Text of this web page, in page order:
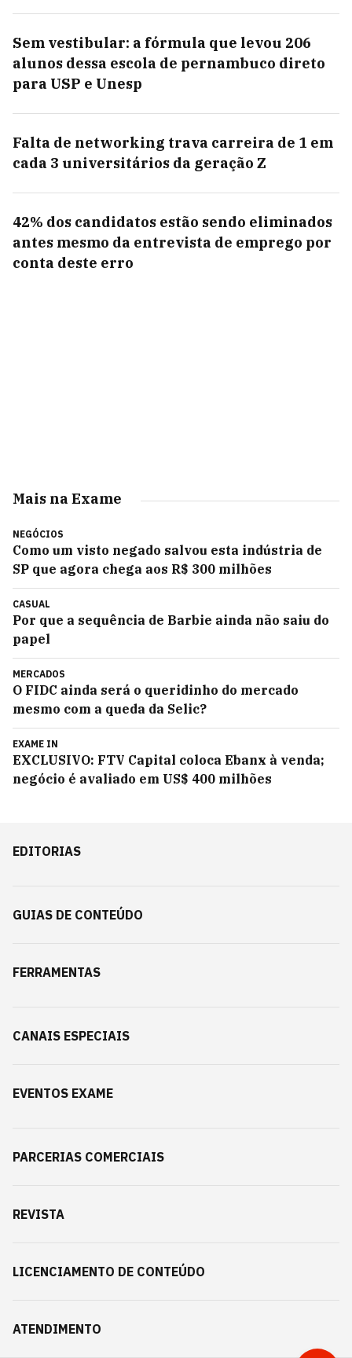
Sem vestibular: a fórmula que levou 206
alunos dessa escola de pernambuco direto
para USP e Unesp
Falta de networking trava carreira de 1 em
cada 3 universitários da geração Z
42% dos candidatos estão sendo eliminados
antes mesmo da entrevista de emprego por
conta deste erro
Mais na Exame
NEGÓCIOS
Como um visto negado salvou esta indústria de
SP que agora chega aos R$ 300 milhões
CASUAL
Por que a sequência de Barbie ainda não saiu do
papel
MERCADOS
O FIDC ainda será o queridinho do mercado
mesmo com a queda da Selic?
EXAME IN
EXCLUSIVO: FTV Capital coloca Ebanx à venda;
negócio é avaliado em US$ 400 milhões
EDITORIAS
GUIAS DE CONTEÚDO
FERRAMENTAS
CANAIS ESPECIAIS
EVENTOS EXAME
PARCERIAS COMERCIAIS
REVISTA
LICENCIAMENTO DE CONTEÚDO
ATENDIMENTO